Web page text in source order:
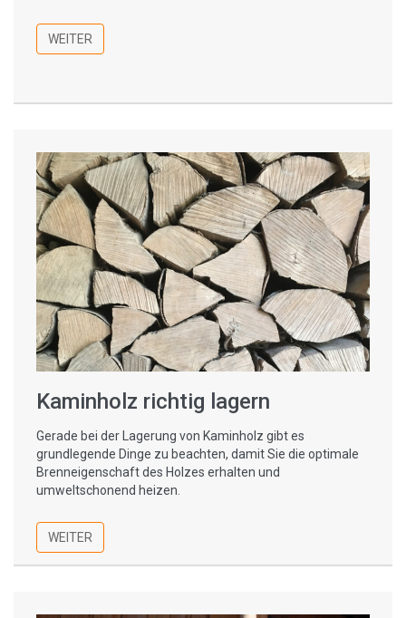
WEITER
Kaminholz richtig lagern
Gerade bei der Lagerung von Kaminholz gibt es
grundlegende Dinge zu beachten, damit Sie die optimale
Brenneigenschaft des Holzes erhalten und
umweltschonend heizen.
WEITER